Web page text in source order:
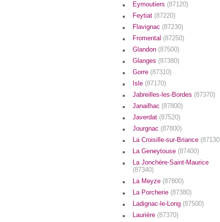
Eymoutiers (87120)
Feytiat (87220)
Flavignac (87230)
Fromental (87250)
Glandon (87500)
Glanges (87380)
Gorre (87310)
Isle (87170)
Jabreilles-les-Bordes (87370)
Janailhac (87800)
Javerdat (87520)
Jourgnac (87800)
La Croisille-sur-Briance
La Geneytouse (87400)
La Jonchère-Saint-Maurice
(87340)
La Meyze (87800)
La Porcherie (87380)
Ladignac-le-Long (87500)
Laurière (87370)